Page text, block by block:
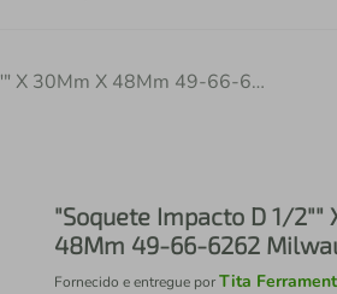
"Soquete Impacto D 1/2"" X 30Mm X 48Mm 49-66-6262 Milwaukee"
"Soquete Impacto D 1/2""
48Mm 49-66-6262
Fornecido e entregue porTita